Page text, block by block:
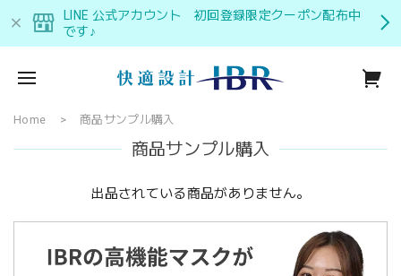
LINE 公式アカウント 初回登録限定クーポン配布中
です♪
Home 商品サンプル購入
商品サンプル購入
出品されている商品がありません。